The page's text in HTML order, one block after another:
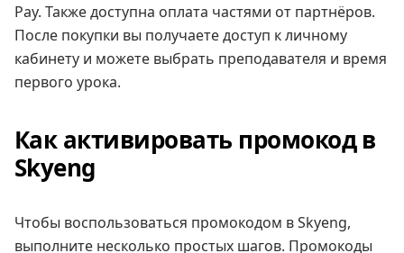
Pay. Также доступна оплата частями от партнёров.
После покупки вы получаете доступ к личному
кабинету и можете выбрать преподавателя и время
первого урока.
Как активировать промокод в
Skyeng
Чтобы воспользоваться промокодом в Skyeng,
выполните несколько простых шагов. Промокоды